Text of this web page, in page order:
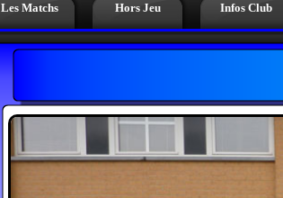
Les Matchs Hors Jeu Infos Club